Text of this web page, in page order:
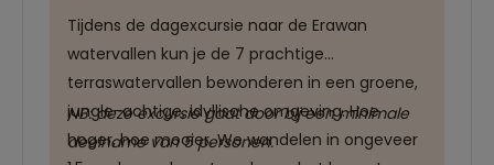
Tijdens de dagexcursie naar de Erawan
watervallen kun je de 7 prachtige
terraswatervallen bewonderen in een groene,
jungle-achtige, idyllische omgeving. Hoe
hoger, hoe mooier. We wandelen in ongeveer
NB: deze excursie gaat door bij een minimale
deelname van 5 personen.